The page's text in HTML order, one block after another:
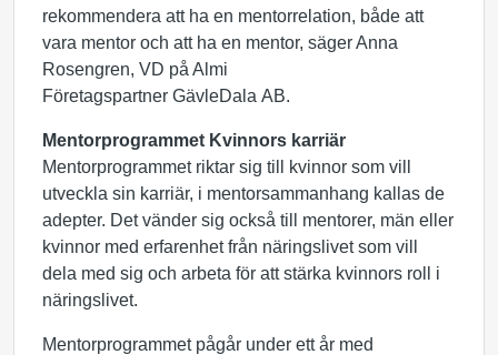
rekommendera att ha en mentorrelation, både att
vara mentor och att ha en mentor, säger Anna
Rosengren, VD på Almi
Företagspartner GävleDala AB.
Mentorprogrammet Kvinnors karriär
Mentorprogrammet riktar sig till kvinnor som vill
utveckla sin karriär, i mentorsammanhang kallas de
adepter. Det vänder sig också till mentorer, män eller
kvinnor med erfarenhet från näringslivet som vill
dela med sig och arbeta för att stärka kvinnors roll i
näringslivet.
Mentorprogrammet pågår under ett år med